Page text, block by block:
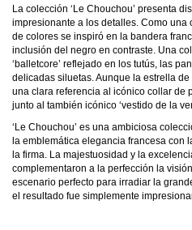
La colección ‘Le Chouchou’ presenta
impresionante a los detalles. Como
de colores se inspiró en la bandera
inclusión del negro en contraste. Una
‘balletcore’ reflejado en los tutús, las
delicadas siluetas. Aunque la estrella
una clara referencia al icónico collar de
junto al también icónico ‘vestido de la
‘Le Chouchou’ es una ambiciosa
la emblemática elegancia francesa con
la firma. La majestuosidad y la
complementaron a la perfección la
escenario perfecto para irradiar la
el resultado fue simplemente